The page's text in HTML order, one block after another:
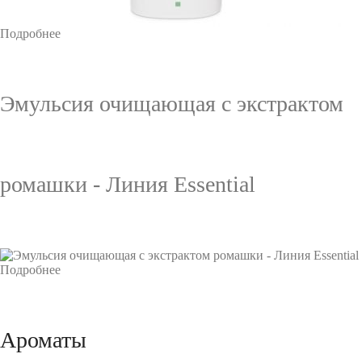
Подробнее
Эмульсия очищающая с экстрактом
ромашки - Линия Essential
Подробнее
Ароматы